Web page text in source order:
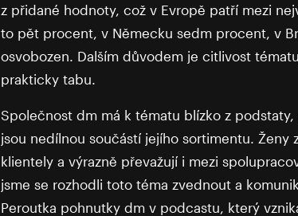
z přidané hodnoty, což v Evropě patří mezi
to pět procent, v Německu sedm procent, v
osvobozen. Dalším důvodem je citlivost
prakticky tabu.
Společnost dm má k tématu blízko z
jsou nedílnou součástí jejího sortimentu.
klientely a výrazně převažují i mezi
jsme se rozhodli toto téma zvednout a
Peroutka pohnutky dm v podcastu, který